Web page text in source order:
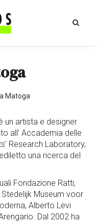
Matoga
un artista e designer
all’ Accademia delle
Research Laboratory,
una ricerca del
Fondazione Ratti,
Stedelijk Museum voor
Alberto Levi
Dal 2002 ha